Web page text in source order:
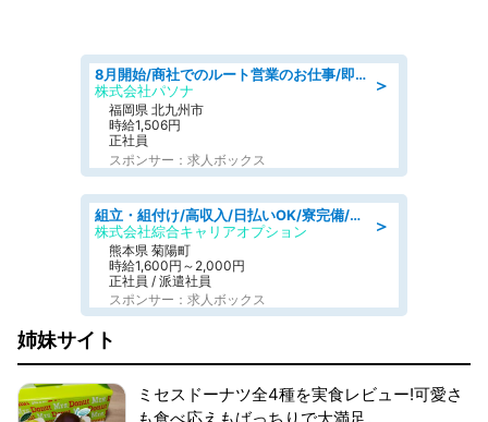
＞
8月開始/商社でのルート営業のお仕事/即日勤務可/車通勤可/営業
株式会社パソナ
福岡県 北九州市
時給1,506円
正社員
スポンサー：求人ボックス
＞
組立・組付け/高収入/日払いOK/寮完備/交替制/20・30・40代活躍中
株式会社綜合キャリアオプション
熊本県 菊陽町
時給1,600円～2,000円
正社員 / 派遣社員
スポンサー：求人ボックス
姉妹サイト
ミセスドーナツ全4種を実食レビュー!可愛さ